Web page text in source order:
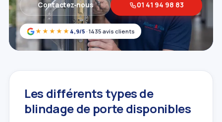
★★★★★ 4,9/5 · 1435 avis clients
Contactez‑nous 01 41 94 98 83
Les différents types de
blindage de porte disponibles